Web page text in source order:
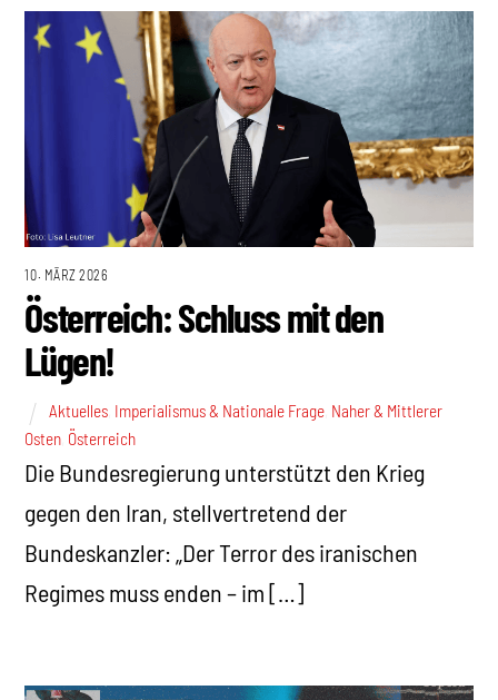
10. MÄRZ 2026
Österreich: Schluss mit den
Lügen!
Aktuelles Imperialismus & Nationale Frage Naher & Mittlerer
Osten Österreich
Die Bundesregierung unterstützt den Krieg
gegen den Iran, stellvertretend der
Bundeskanzler: „Der Terror des iranischen
Regimes muss enden – im […]